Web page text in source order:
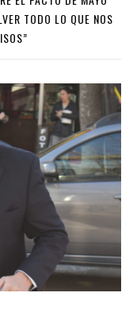
TODO LO QUE NOS